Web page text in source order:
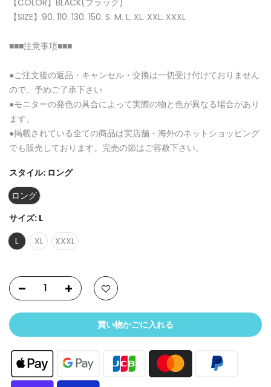
【SIZE】90. 110. 130. 150. S. M. L. XL. XXL. XXXL
■■■注意事項■■■
●ご注文後の返品・キャンセル・交換は一切受け付けておりません
ので、予めご了承下さい
●モニターの発色の具合によって実際の物と色が異なる場合があり
ます。
●掲載されている全ての商品は実店舗・海外のネットショッピング
でも販売しております。完売の節はご容赦下さい。
スタイル: ロング
ロング
サイズ: L
L
XL XXXL
買い物かごに入れる